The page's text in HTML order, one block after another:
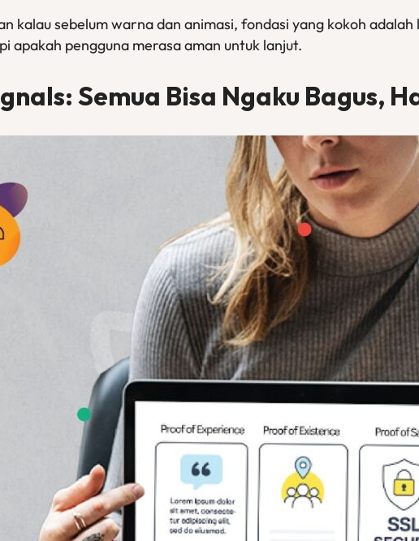
kalau sebelum warna dan animasi, fondasi yang kokoh adalah
apakah pengguna merasa aman untuk lanjut.
Semua Bisa Ngaku Bagus,